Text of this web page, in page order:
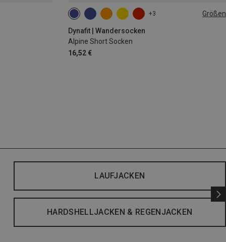
+3 Größen
Dynafit | Wandersocken
Alpine Short Socken
16,52 €
35|36|37|38 39|40|41|42
LAUFJACKEN
HARDSHELLJACKEN & REGENJACKEN